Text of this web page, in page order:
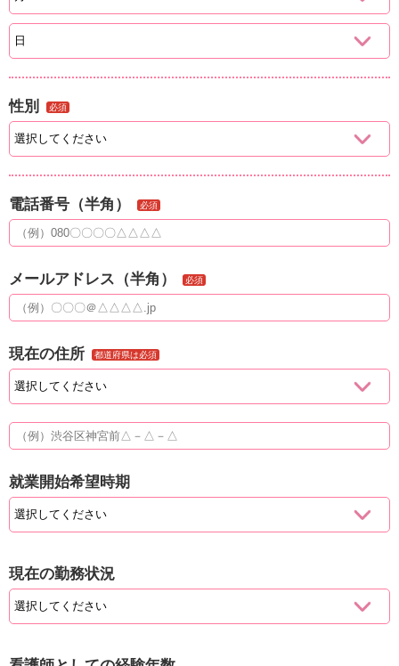
性別 必須
電話番号（半角） 必須
メールアドレス（半角） 必須
現在の住所 都道府県は必須
就業開始希望時期
現在の勤務状況